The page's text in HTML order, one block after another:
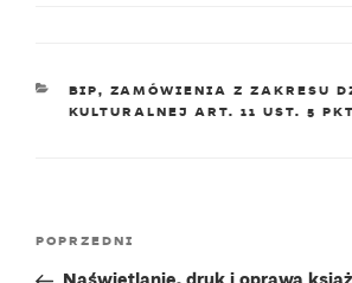
KATEGORIE
BIP, ZAMÓWIENIA Z ZAKRESU
KULTURALNEJ ART. 11 UST. 5
Poprzedni
wpis
POPRZEDNI
Naświetlanie, druk i oprawa